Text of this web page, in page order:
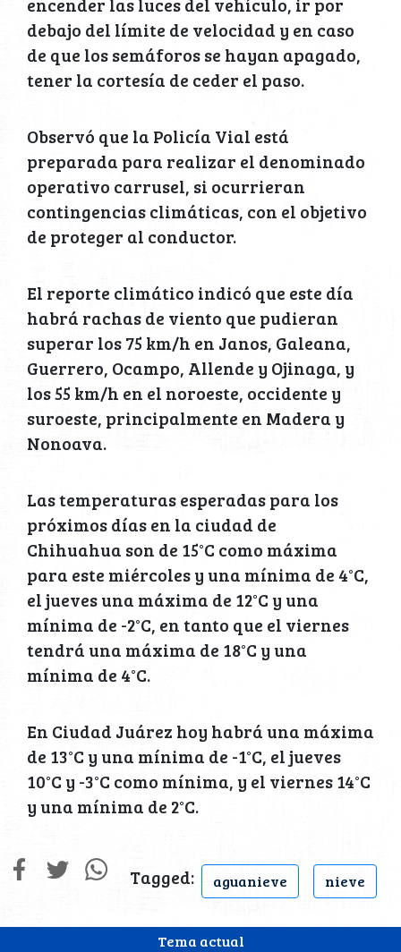
Tema actual
encender las luces del vehículo, ir por
debajo del límite de velocidad y en caso
de que los semáforos se hayan apagado,
tener la cortesía de ceder el paso.
Observó que la Policía Vial está
preparada para realizar el denominado
operativo carrusel, si ocurrieran
contingencias climáticas, con el objetivo
de proteger al conductor.
El reporte climático indicó que este día
habrá rachas de viento que pudieran
superar los 75 km/h en Janos, Galeana,
Guerrero, Ocampo, Allende y Ojinaga, y
los 55 km/h en el noroeste, occidente y
suroeste, principalmente en Madera y
Nonoava.
Las temperaturas esperadas para los
próximos días en la ciudad de
Chihuahua son de 15°C como máxima
para este miércoles y una mínima de 4°C,
el jueves una máxima de 12°C y una
mínima de -2°C, en tanto que el viernes
tendrá una máxima de 18°C y una
mínima de 4°C.
En Ciudad Juárez hoy habrá una máxima
de 13°C y una mínima de -1°C, el jueves
10°C y -3°C como mínima, y el viernes 14°C
y una mínima de 2°C.
Tagged: aguanieve nieve